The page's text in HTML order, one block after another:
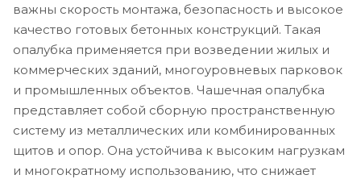
важны скорость монтажа, безопасность и высокое
качество готовых бетонных конструкций. Такая
опалубка применяется при возведении жилых и
коммерческих зданий, многоуровневых парковок
и промышленных объектов. Чашечная опалубка
представляет собой сборную пространственную
систему из металлических или комбинированных
щитов и опор. Она устойчива к высоким нагрузкам
и многократному использованию, что снижает